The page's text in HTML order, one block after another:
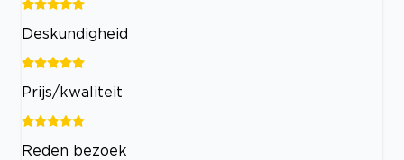
Deskundigheid
Prijs/kwaliteit
Reden bezoek